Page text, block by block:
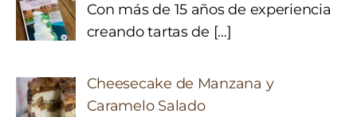
Con más de 15 años de experiencia
creando tartas de […]
Cheesecake de Manzana y
Caramelo Salado